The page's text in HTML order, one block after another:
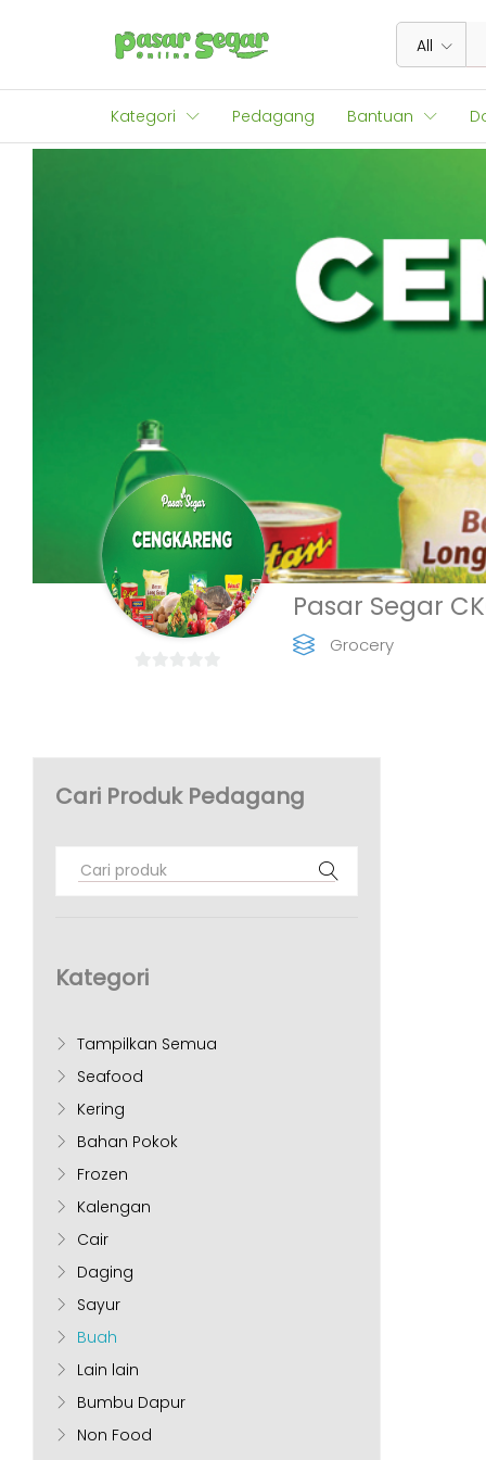
All
Kategori Pedagang Bantuan
f
Pasar Segar
Grocery
Cari Produk Pedagang
Search
Kategori
Tampilkan Semua
Seafood
Kering
Bahan Pokok
Frozen
Kalengan
Cair
Daging
Sayur
Buah
Lain lain
Bumbu Dapur
Non Food